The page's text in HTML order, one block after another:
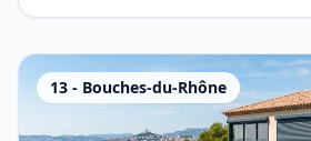
13 - Bouches-du-Rhône